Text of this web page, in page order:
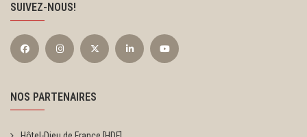
SUIVEZ-NOUS!
NOS PARTENAIRES